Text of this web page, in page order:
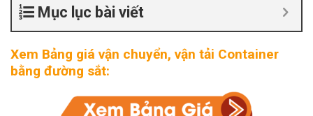
Mục lục bài viết
Xem Bảng giá vận chuyển, vận tải Container
bằng đường sắt: